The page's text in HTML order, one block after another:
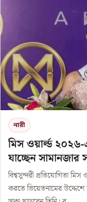
নারী
মিস ওয়ার্ল্ড
যাচ্ছেন সামানজার
বিশ্বসুন্দরী প্রতিযোগিতা মিস
করতে ভিয়েতনামের উদ্দেশে